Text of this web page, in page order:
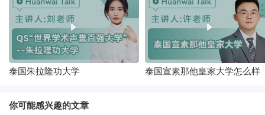
泰国朱拉隆功大学 泰国宣素那他皇家大学怎么样
你可能感兴趣的文章